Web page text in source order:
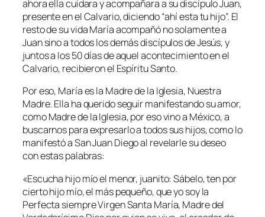
ahora ella cuidara y acompañara a su discípulo Juan,
presente en el Calvario, diciendo “ahí esta tu hijo”. El
resto de su vida María acompañó no solamente a
Juan sino a todos los demás discípulos de Jesús, y
juntos a los 50 días de aquel acontecimiento en el
Calvario, recibieron el Espíritu Santo.
Por eso, María es la Madre de la Iglesia, Nuestra
Madre. Ella ha querido seguir manifestando su amor,
como Madre de la Iglesia, por eso vino a México, a
buscarnos para expresarlo a todos sus hijos, como lo
manifestó a San Juan Diego al revelarle su deseo
con estas palabras:
«Escucha hijo mío el menor, juanito: Sábelo, ten por
cierto hijo mío, el más pequeño, que yo soy la
Perfecta siempre Virgen Santa María, Madre del